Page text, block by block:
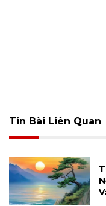
Tin Bài Liên Quan